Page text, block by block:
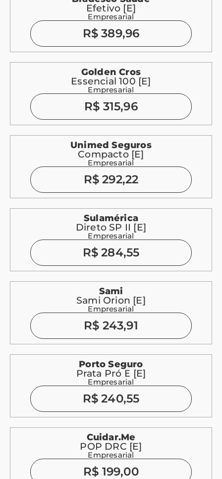
Efetivo [E]
Empresarial
R$ 389,96
Golden Cros
Essencial 100 [E]
Empresarial
R$ 315,96
Unimed Seguros
Compacto [E]
Empresarial
R$ 292,22
Sulamérica
Direto SP II [E]
Empresarial
R$ 284,55
Sami
Sami Orion [E]
Empresarial
R$ 243,91
Porto Seguro
Prata Pró E [E]
Empresarial
R$ 240,55
Cuidar.me
POP DRC [E]
Empresarial
R$ 199,00